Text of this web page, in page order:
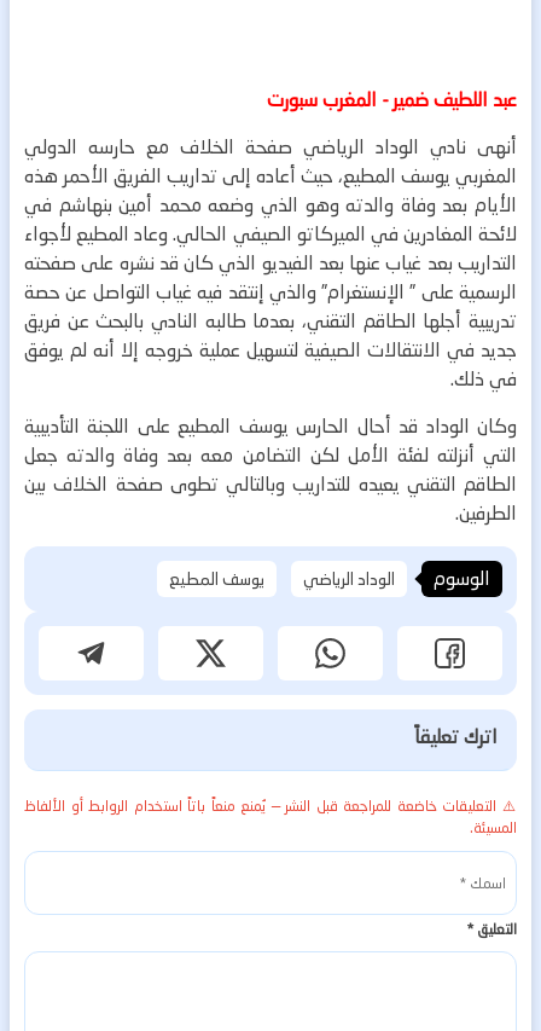
عبد اللطيف ضمير - المغرب سبورت
أنهى نادي الوداد الرياضي صفحة الخلاف مع حارسه الدولي
المغربي يوسف المطيع، حيث أعاده إلى تداريب الفريق الأحمر هذه
الأيام بعد وفاة والدته وهو الذي وضعه محمد أمين بنهاشم في
لائحة المغادرين في الميركاتو الصيفي الحالي.وعاد المطيع لأجواء
التداريب بعد غياب عنها بعد الفيديو الذي كان قد نشره على صفحته
الرسمية على ” الإنستغرام” والذي إنتقد فيه غياب التواصل عن حصة
تدريبية أجلها الطاقم التقني، بعدما طالبه النادي بالبحث عن فريق
جديد في الانتقالات الصيفية لتسهيل عملية خروجه إلا أنه لم يوفق
في ذلك.
وكان الوداد قد أحال الحارس يوسف المطيع على اللجنة التأديبية
التي أنزلته لفئة الأمل لكن التضامن معه بعد وفاة والدته جعل
الطاقم التقني يعيده للتداريب وبالتالي تطوى صفحة الخلاف بين
الطرفين.
الوسوم الوداد الرياضي يوسف المطيع
اترك تعليقاً
⚠️ التعليقات خاضعة للمراجعة قبل النشر — يُمنع منعاً باتاً استخدام الروابط أو الألفاظ
المسيئة.
التعليق*